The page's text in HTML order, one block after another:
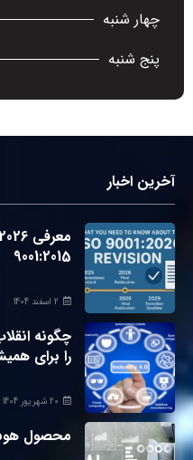
چهار شنبه
پنج شنبه
آخرین اخبار
9001:2015
2 اسفند 1404
چگونه
را برای
20 شهریور 1404
محصول